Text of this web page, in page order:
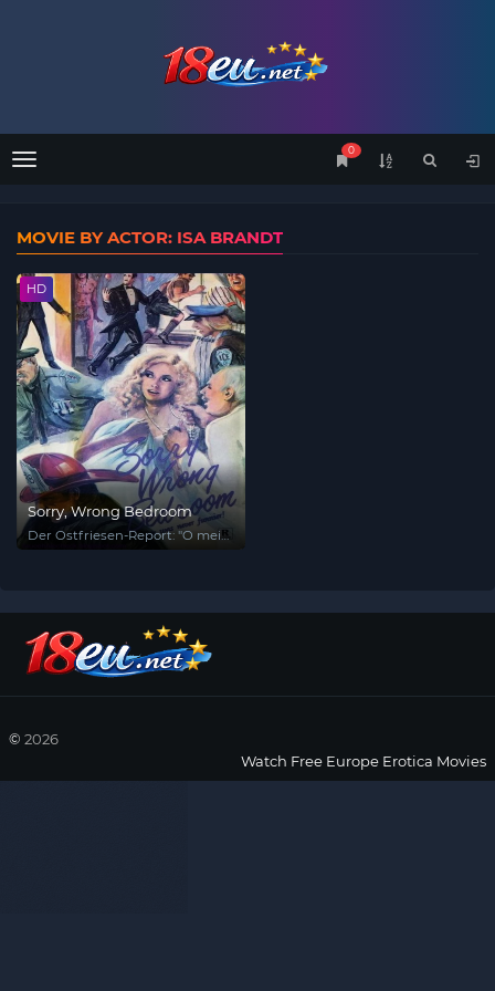
Menu
0
MOVIE BY ACTOR: ISA BRANDT
HD
Sorry, Wrong Bedroom
Der Ostfriesen-Report: "O mei,
© 2026
Watch Free Europe Erotica Movies